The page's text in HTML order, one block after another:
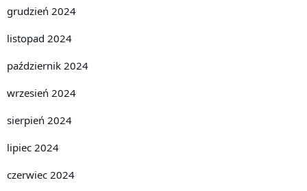
grudzień 2024
listopad 2024
październik 2024
wrzesień 2024
sierpień 2024
lipiec 2024
czerwiec 2024